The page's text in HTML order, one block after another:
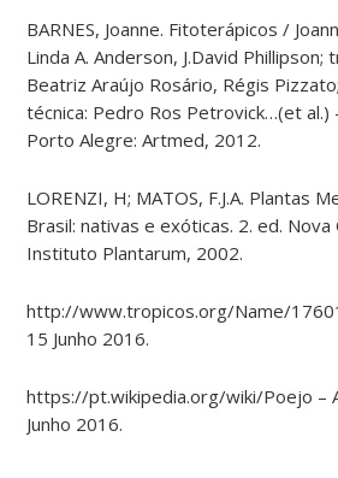
BARNES, Joanne. Fitoterápicos /
Linda A. Anderson, J.David Phillipson;
Beatriz Araújo Rosário, Régis
técnica: Pedro Ros Petrovick…(et al.)
Porto Alegre: Artmed, 2012.
LORENZI, H; MATOS, F.J.A. Plantas
Brasil: nativas e exóticas. 2. ed. Nova
Instituto Plantarum, 2002.
http://www.tropicos.org/Name/
15 Junho 2016.
https://pt.wikipedia.org/wiki/Poejo –
Junho 2016.